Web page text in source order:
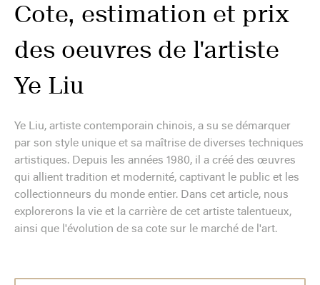
Cote, estimation et prix
des oeuvres de l'artiste
Ye Liu
Ye Liu, artiste contemporain chinois, a su se démarquer
par son style unique et sa maîtrise de diverses techniques
artistiques. Depuis les années 1980, il a créé des œuvres
qui allient tradition et modernité, captivant le public et les
collectionneurs du monde entier. Dans cet article, nous
explorerons la vie et la carrière de cet artiste talentueux,
ainsi que l'évolution de sa cote sur le marché de l'art.